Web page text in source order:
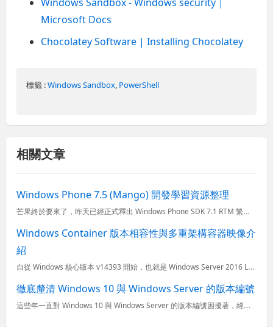
Microsoft Docs
Chocolatey Software | Installing Chocolatey
標籤 :Windows Sandbox PowerShell
相關文章
Windows Phone 7.5 (Mango) 開發學習資源整理
芒果終於要來了，昨天已經正式釋出 Windows Phone SDK 7.1 RTM 繁體中文版，而估計在幾週內應該所有 Windows Phone 7 的使用者就能夠自動更新到支援多國語系、完整的中...
Windows Container 版本相容性與多重架構容器映像介
紹
自從 Windows 核心版本 v14393 開始，也就是 Windows Server 2016 LTSC 與 Windows 10 年度更新版，正式開始支援 Windows 容器，這意謂著企業可以
徹底釐清 Windows 10 與 Windows Server 的版本編號
這些年一直對 Windows 10 與 Windows Server 的版本編號困擾著，經常會聽到什麼 Windows 10 周年更新、Windows 10 創作者更新 之類的名稱，完全摸不著頭緒，你